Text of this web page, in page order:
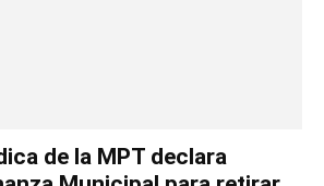
de la MPT declara